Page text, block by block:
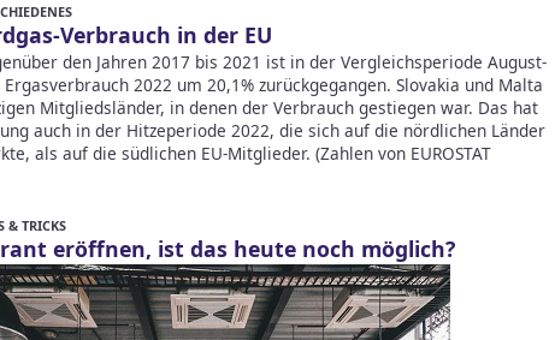
Verbrauch in der EU
den Jahren 2017 bis 2021 ist in der Vergleichsperiode August-
2022 um 20,1% zurückgegangen. Slovakia und Malta
Mitgliedsländer, in denen der Verbrauch gestiegen war. Das hat
auch in der Hitzeperiode 2022, die sich auf die nördlichen Länder
als auf die südlichen EU-Mitglieder. (Zahlen von EUROSTAT
& TRICKS
eröffnen, ist das heute noch möglich?